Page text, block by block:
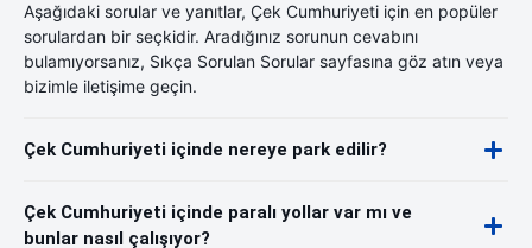
Aşağıdaki sorular ve yanıtlar, Çek Cumhuriyeti için en popüler
sorulardan bir seçkidir. Aradığınız sorunun cevabını
bulamıyorsanız, Sıkça Sorulan Sorular sayfasına göz atın veya
bizimle iletişime geçin.
Çek Cumhuriyeti içinde nereye park edilir?
Çek Cumhuriyeti içinde paralı yollar var mı ve
bunlar nasıl çalışıyor?